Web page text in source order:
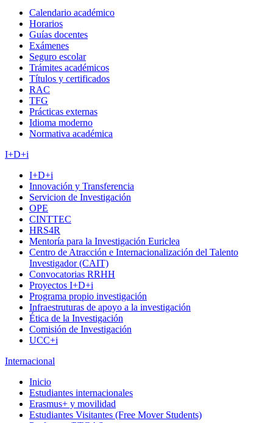
Calendario académico
Horarios
Guías docentes
Exámenes
Seguro escolar
Trámites académicos
Títulos y certificados
RAC
TFG
Prácticas externas
Idioma moderno
Normativa académica
I+D+i
I+D+i
Innovación y Transferencia
Servicion de Investigación
OPE
CINTTEC
HRS4R
Mentoría para la Investigación Euriclea
Centro de Atracción e Internacionalización del Talento
Investigador (CAIT)
Convocatorias RRHH
Proyectos I+D+i
Programa propio investigación
Infraestruturas de apoyo a la investigación
Ética de la Investigación
Comisión de Investigación
UCC+i
Internacional
Inicio
Estudiantes internacionales
Erasmus+ y movilidad
Estudiantes Visitantes (Free Mover Students)